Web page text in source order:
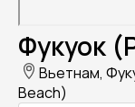
Фукуок
Вьетнам,
Beach)